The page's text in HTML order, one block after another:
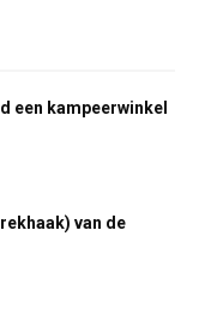
een kampeerwinkel
van de